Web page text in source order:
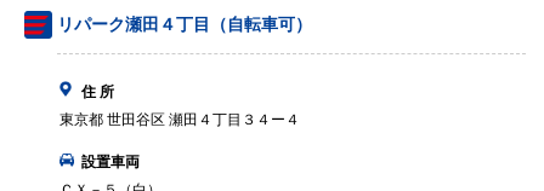
リパーク瀬田４丁目（自転車可）
住 所
東京都 世田谷区 瀬田４丁目３４ー４
設置車両